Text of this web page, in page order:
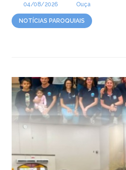
04/08/2026 Ouça
NOTÍCIAS PAROQUIAIS